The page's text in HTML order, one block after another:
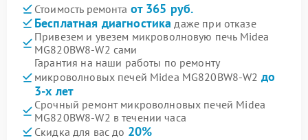
Стоимость ремонта от 365 руб.
Бесплатная диагностика даже при отказе
Привезем и увезем микроволновую печь Midea
MG820BW8-W2 сами
Гарантия на наши работы по ремонту
микроволновых печей Midea MG820BW8-W2 до
3-х лет
Срочный ремонт микроволновых печей Midea
MG820BW8-W2 в течении часа
Скидка для вас до 20%